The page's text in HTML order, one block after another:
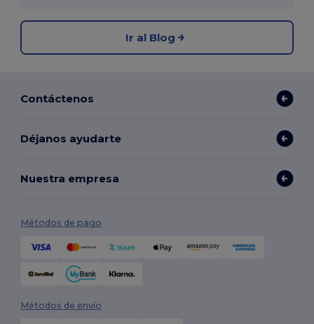
Ir al Blog
Contáctenos
Déjanos ayudarte
Nuestra empresa
Métodos de pago
Métodos de envío